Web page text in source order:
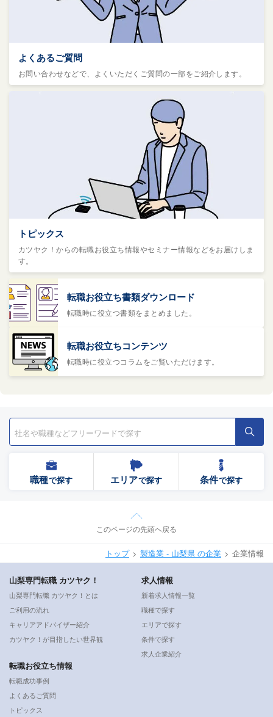
よくあるご質問
お問い合わせなどで、よくいただくご質問の一部をご紹介します。
トピックス
カツヤク！からの転職お役立ち情報やセミナー情報などをお届けしま
す。
転職お役立ち書類ダウンロード
転職時に役立つ書類をまとめました。
転職お役立ちコンテンツ
転職時に役立つコラムをご覧いただけます。
職種で探す エリアで探す 条件で探す
このページの先頭へ戻る
トップ 製造業 - 山梨県 の企業 企業情報
山梨専門転職 カツヤク！
山梨専門転職 カツヤク！とは
ご利用の流れ
キャリアアドバイザー紹介
カツヤク！が目指したい世界観
求人情報
新着求人情報一覧
職種で探す
エリアで探す
条件で探す
求人企業紹介
転職お役立ち情報
転職成功事例
よくあるご質問
トピックス